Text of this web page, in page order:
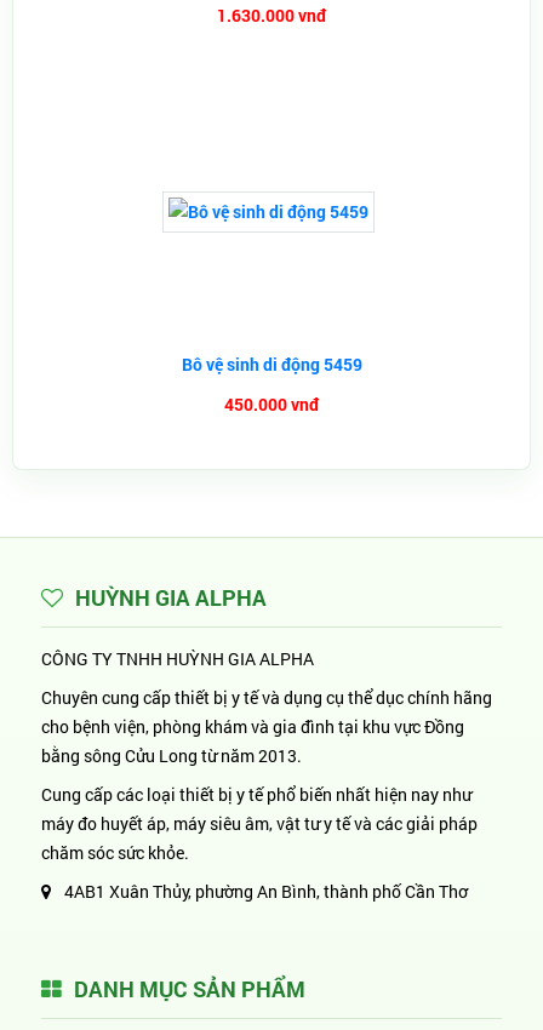
1.630.000 vnđ
Bô vệ sinh di động 5459
450.000 vnđ
HUỲNH GIA ALPHA
CÔNG TY TNHH HUỲNH GIA ALPHA
Chuyên cung cấp thiết bị y tế và dụng cụ thể dục chính hãng
cho bệnh viện, phòng khám và gia đình tại khu vực Đồng
bằng sông Cửu Long từ năm 2013.
Cung cấp các loại thiết bị y tế phổ biến nhất hiện nay như
máy đo huyết áp, máy siêu âm, vật tư y tế và các giải pháp
chăm sóc sức khỏe.
4AB1 Xuân Thủy, phường An Bình, thành phố Cần Thơ
DANH MỤC SẢN PHẨM